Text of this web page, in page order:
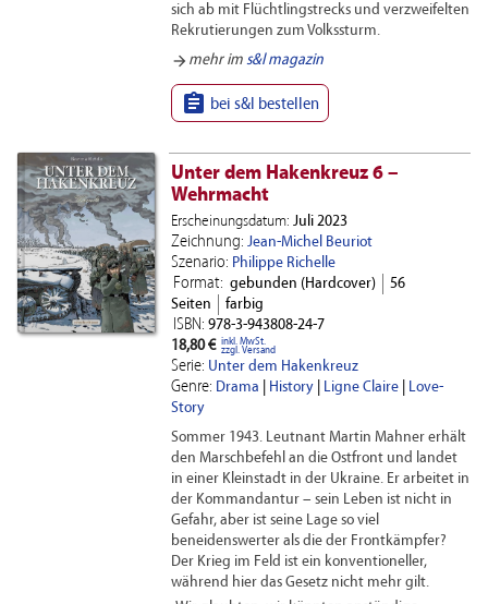
sich ab mit Flüchtlingstrecks und verzweifelten
Rekrutierungen zum Volkssturm.
arrow_forward mehr im s&l magazin
 bei s&l bestellen
Unter dem Hakenkreuz 6 –
Wehrmacht
Erscheinungsdatum: Juli 2023
Zeichnung: Jean-Michel Beuriot
Szenario: Philippe Richelle
Format: gebunden (Hardcover)
56
Seiten
farbig
ISBN: 978-3-943808-24-7
18,80 € inkl. MwSt.
zzgl. Versand
Serie: Unter dem Hakenkreuz
Genre: Drama History| Ligne Claire| Love-
Story
Sommer 1943. Leutnant Martin Mahner erhält
den Marschbefehl an die Ostfront und landet
in einer Kleinstadt in der Ukraine. Er arbeitet in
der Kommandantur – sein Leben ist nicht in
Gefahr, aber ist seine Lage so viel
beneidenswerter als die der Frontkämpfer?
Der Krieg im Feld ist ein konventioneller,
während hier das Gesetz nicht mehr gilt.